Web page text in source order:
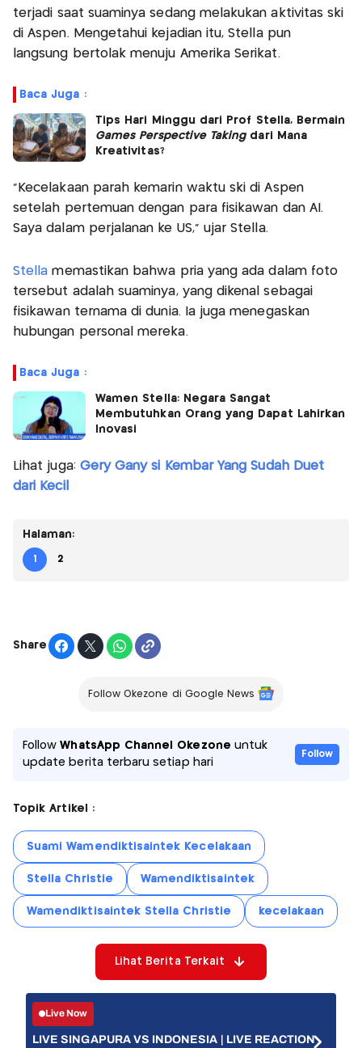
terjadi saat suaminya sedang melakukan aktivitas ski
di Aspen. Mengetahui kejadian itu, Stella pun
langsung bertolak menuju Amerika Serikat.
Baca Juga :
Tips Hari Minggu dari Prof Stella, Bermain
Games Perspective Takingdari Mana
Kreativitas?
“Kecelakaan parah kemarin waktu ski di Aspen
setelah pertemuan dengan para fisikawan dan AI.
Saya dalam perjalanan ke US,” ujar Stella.
Stella memastikan bahwa pria yang ada dalam foto
tersebut adalah suaminya, yang dikenal sebagai
fisikawan ternama di dunia. Ia juga menegaskan
hubungan personal mereka.
Baca Juga :
Wamen Stella: Negara Sangat
Membutuhkan Orang yang Dapat Lahirkan
Inovasi
Lihat juga: Gery Gany si Kembar Yang Sudah Duet
dari Kecil
Halaman:
1 2
Share
Follow Okezone di Google News
FollowWhatsApp Channel Okezone untuk
update berita terbaru setiap hari
Follow
Topik Artikel :
Suami Wamendiktisaintek Kecelakaan
Stella Christie Wamendiktisaintek
Wamendiktisaintek Stella Christie kecelakaan
Lihat Berita Terkait
Live Now
LIVE SINGAPURA VS INDONESIA | LIVE REACTION